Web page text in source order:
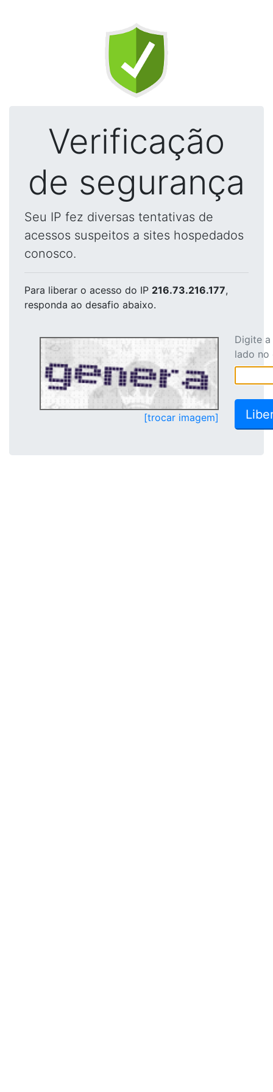
Verificação
de segurança
Seu IP fez diversas tentativas de
acessos suspeitos a sites hospedados
conosco.
Para liberar o acesso do IP 216.73.216.177,
responda ao desafio abaixo.
[trocar imagem]
Digite
lado no